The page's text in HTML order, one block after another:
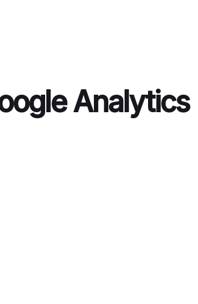
Analytics